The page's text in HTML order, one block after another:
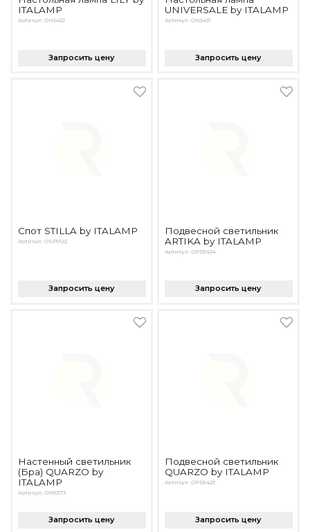
ITALAMP
Артикул: ON5432
Запросить цену
UNIVERSALE by ITALAMP
Артикул: ON5431
Запросить цену
Спот STILLA by ITALAMP
Артикул: OSP5122
Запросить цену
Подвесной светильник
ARTIKA by ITALAMP
Артикул: OPD5424
Запросить цену
Настенный светильник
(Бра) QUARZO by
ITALAMP
Артикул: OW5373
Запросить цену
Подвесной светильник
QUARZO by ITALAMP
Артикул: OPD5423
Запросить цену